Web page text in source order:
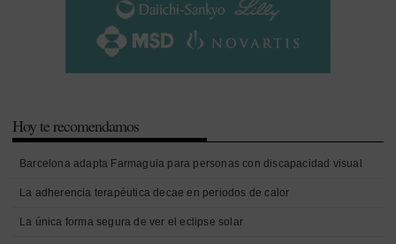
Hoy te recomendamos
Barcelona adapta Farmaguia para personas con discapacidad visual
La adherencia terapéutica decae en periodos de calor
La única forma segura de ver el eclipse solar